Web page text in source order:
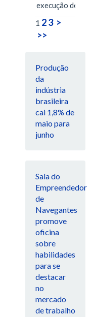
execução de…
1 23 >
>>
Produção
da
indústria
brasileira
cai 1,8% de
maio para
junho
Sala do
Empreendedor
de
Navegantes
promove
oficina
sobre
habilidades
para se
destacar
no
mercado
de trabalho